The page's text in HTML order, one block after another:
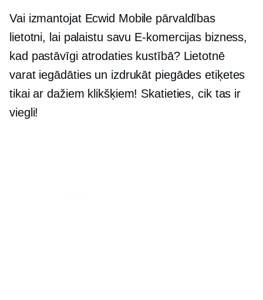
Vai izmantojat Ecwid Mobile pārvaldības
lietotni, lai palaistu savu E-komercijas bizness,
kad pastāvīgi atrodaties kustībā? Lietotnē
varat iegādāties un izdrukāt piegādes etiķetes
tikai ar dažiem klikšķiem! Skatieties, cik tas ir
viegli!